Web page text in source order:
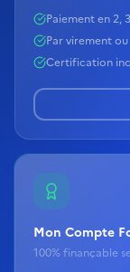
Paiement en 2,
Par virement
Certification
Mon Compte
100% finançable